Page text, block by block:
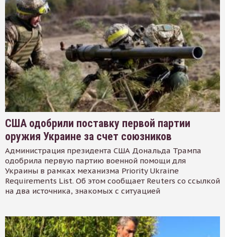
США одобрили поставку первой партии
оружия Украине за счет союзников
Администрация президента США Дональда Трампа
одобрила первую партию военной помощи для
Украины в рамках механизма Priority Ukraine
Requirements List. Об этом сообщает Reuters со ссылкой
на два источника, знакомых с ситуацией